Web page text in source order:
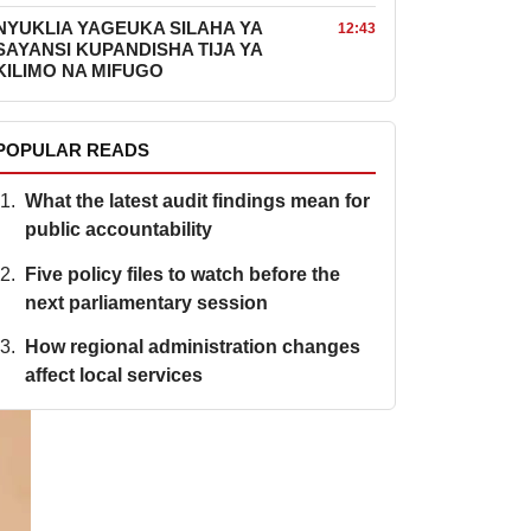
YAGEUKA SILAHA YA
KUPANDISHA TIJA YA
NA MIFUGO
12:43
READS
What the latest audit findings mean for
public accountability
Five policy files to watch before the
next parliamentary session
How regional administration changes
affect local services